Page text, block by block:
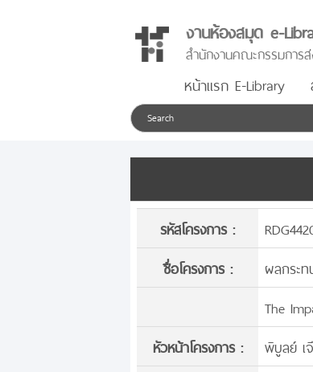
งานห้องสมุด e-
สำนักงานคณะกรรมการ
หน้าแรก E-Library
รหัสโครงการ :
ชื่อโครงการ :
ผลกระท
The
หัวหน้าโครงการ :
พิบูลย์ เ